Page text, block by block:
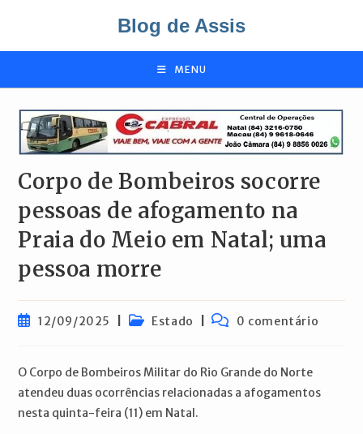
o
Blog de Assis
MENU
Corpo de Bombeiros socorre
pessoas de afogamento na
Praia do Meio em Natal; uma
pessoa morre
Post12/09/2025
Categoria
Estado
Comentários
0 comentário
O Corpo de Bombeiros Militar do Rio Grande do Norte
atendeu duas ocorrências relacionadas a afogamentos
nesta quinta-feira (11) em Natal.